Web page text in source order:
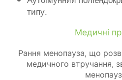
типу.
Медичні
Рання менопауза, що
медичного втручання,